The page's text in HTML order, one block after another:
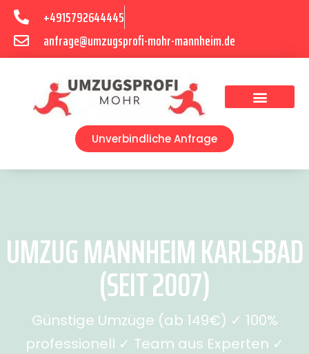
+4915792644445
anfrage@umzugsprofi-mohr-mannheim.de
Unverbindliche Anfrage
UMZUG MANNHEIM KARLSBAD
(SEIT 2007)
Günstige Umzüge (ab 149€) ✓ 100%
professionell ✓ Team aus Experten ✓